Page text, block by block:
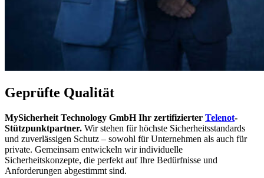
Geprüfte Qualität
MySicherheit Technology GmbH Ihr zertifizierter Telenot-
Stützpunktpartner. Wir stehen für höchste Sicherheitsstandards
und zuverlässigen Schutz – sowohl für Unternehmen als auch für
private. Gemeinsam entwickeln wir individuelle
Sicherheitskonzepte, die perfekt auf Ihre Bedürfnisse und
Anforderungen abgestimmt sind.